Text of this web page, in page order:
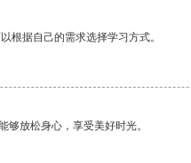
根据自己的需求选择学习方式。
够放松身心，享受美好时光。